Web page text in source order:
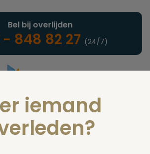
uitvaartonderneming
Bel bij overlijden
848 82 27 (24/7)
iemand